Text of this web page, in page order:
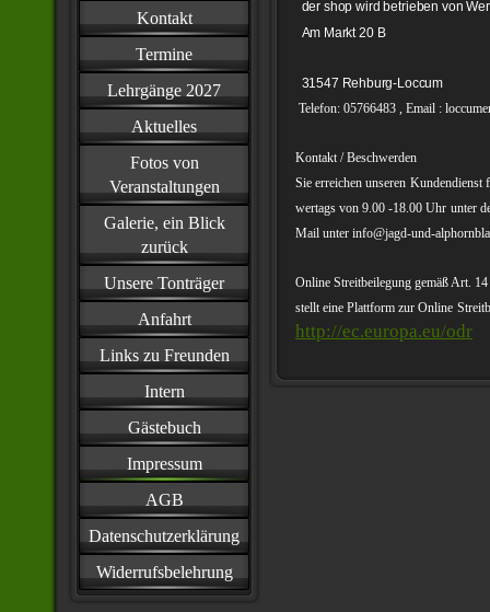
Kontakt
Termine
Lehrgänge 2027
Aktuelles
Fotos von
Veranstaltungen
Galerie, ein Blick
zurück
Unsere Tonträger
Anfahrt
Links zu Freunden
Intern
Gästebuch
Impressum
AGB
Datenschutzerklärung
Widerrufsbelehrung
der shop wird betrieben von
Am Markt 20 B
31547 Rehburg-Loccum
Telefon: 05766483 , Email :
Kontakt / Beschwerden
Sie erreichen unseren Kundendienst
wertags von 9.00 -18.00 Uhr unter
Mail unter info@jagd-und-
Online Streitbeilegung gemäß Art.
stellt eine Plattform zur Online
http://ec.europa.eu/odr